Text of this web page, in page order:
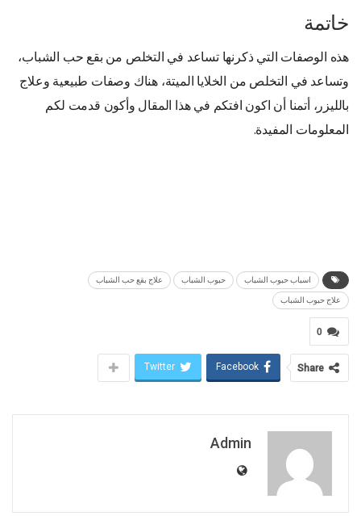
خاتمة
هذه الوصفات التي ذكرنها تساعد في التخلص من بقع حب الشباب،
وتساعد في التخلص من الخلايا الميتة، هناك وصفات طبيعية وعلاج
بالليزر، أتمنا أن اكون افتكم في هذا المقال وأكون قدمت لكم
المعلومات المفيدة.
اسباب حبوب الشباب حبوب الشباب علاج بقع حب الشباب
علاج حبوب الشباب
0
Share
Facebook
Twitter
Admin